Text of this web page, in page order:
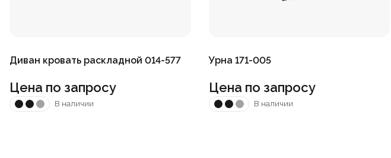
Диван кровать раскладной 014-577
Цена по запросу
В наличии
Урна 171-005
Цена по запросу
В наличии